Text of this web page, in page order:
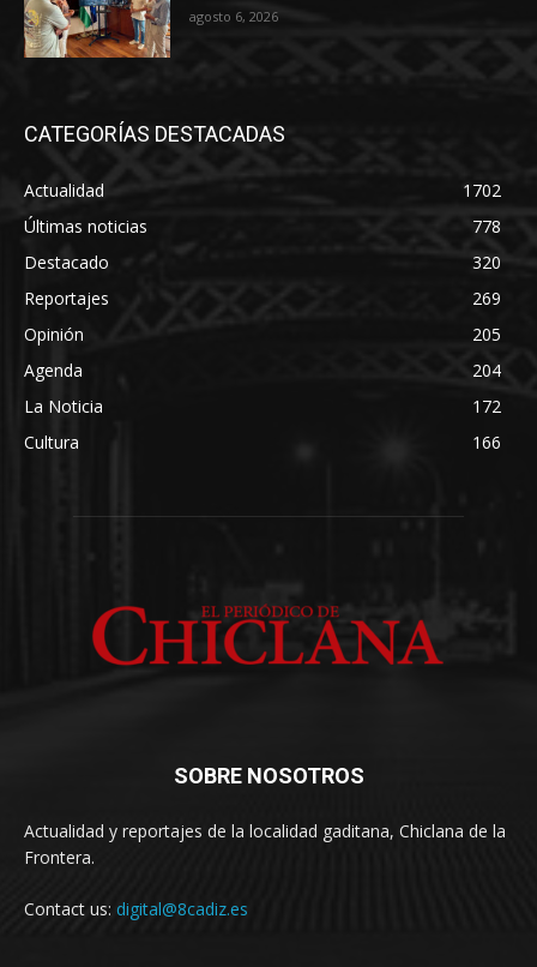
agosto 6, 2026
CATEGORÍAS DESTACADAS
Actualidad
1702
Últimas noticias
778
Destacado
320
Reportajes
269
Opinión
205
Agenda
204
La Noticia
172
Cultura
166
SOBRE NOSOTROS
Actualidad y reportajes de la localidad gaditana, Chiclana de la
Frontera.
Contact us: digital@8cadiz.es